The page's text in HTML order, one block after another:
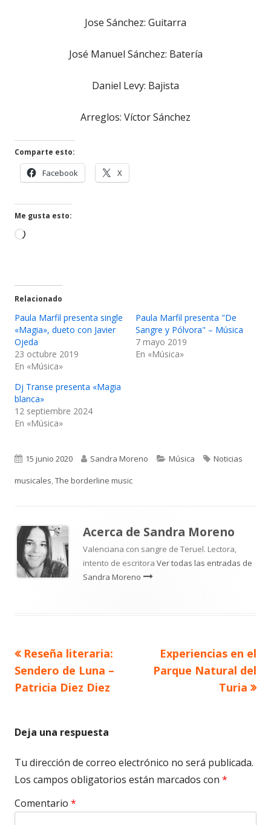
Jose Sánchez: Guitarra
José Manuel Sánchez: Batería
Daniel Levy: Bajista
Arreglos: Víctor Sánchez
Comparte esto:
Facebook
en
X
en
Me gusta esto:
Cargando...
Relacionado
Paula Marfil presenta single
«Magia», dueto con Javier
Ojeda
23 octubre 2019
En «Música»
Paula Marfil presenta "De
Sangre y Pólvora" – Música
7 mayo 2019
En «Música»
Dj Transe presenta «Magia
blanca»
12 septiembre 2024
En «Música»
Publicado
el
15 junio 2020 Autor
Sandra Moreno Categorías
Música Etiquetas
Noticias
musicales,The borderline music
Acerca de Sandra Moreno
Valenciana con sangre de Teruel. Lectora,
intento de escritora Ver todas las entradas de
Sandra Moreno
Navegación
de
Artículo
anterior
Reseña literaria:
Sendero de Luna –
Patricia Diez Diez
Artículo
siguiente
Experiencias en el
Parque Natural del
Turia
Deja una respuesta
Tu dirección de correo electrónico no será publicada.
Los campos obligatorios están marcados con *
Comentario *